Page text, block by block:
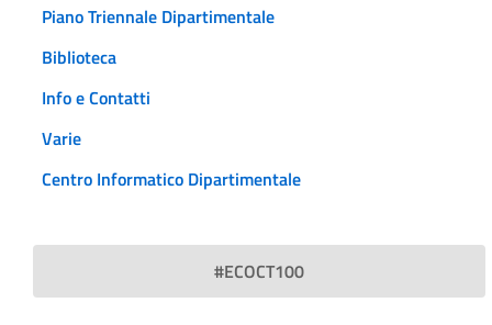
Piano Triennale Dipartimentale
Biblioteca
Info e Contatti
Varie
Centro Informatico Dipartimentale
#ECOCT100